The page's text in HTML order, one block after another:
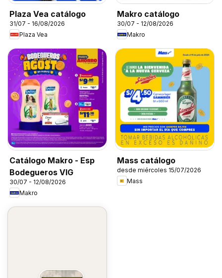
Plaza Vea catálogo
31/07 - 16/08/2026
Plaza Vea
Makro catálogo
30/07 - 12/08/2026
Makro
Catálogo Makro - Esp
Bodegueros VIG
30/07 - 12/08/2026
Makro
Mass catálogo
desde miércoles 15/07/2026
Mass